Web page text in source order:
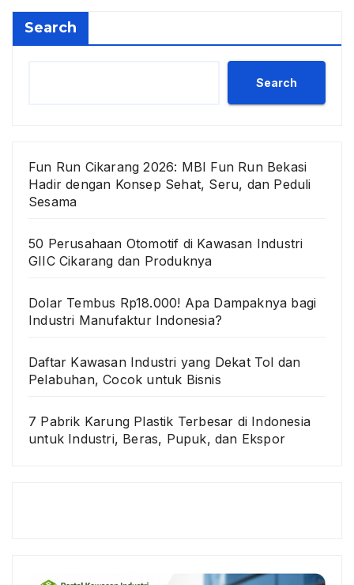
Search
Search
Fun Run Cikarang 2026: MBI Fun Run Bekasi
Hadir dengan Konsep Sehat, Seru, dan Peduli
Sesama
50 Perusahaan Otomotif di Kawasan Industri
GIIC Cikarang dan Produknya
Dolar Tembus Rp18.000! Apa Dampaknya bagi
Industri Manufaktur Indonesia?
Daftar Kawasan Industri yang Dekat Tol dan
Pelabuhan, Cocok untuk Bisnis
7 Pabrik Karung Plastik Terbesar di Indonesia
untuk Industri, Beras, Pupuk, dan Ekspor